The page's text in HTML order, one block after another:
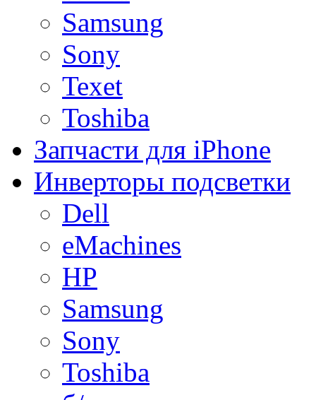
Samsung
Sony
Texet
Toshiba
Запчасти для iPhone
Инверторы подсветки
Dell
eMachines
HP
Samsung
Sony
Toshiba